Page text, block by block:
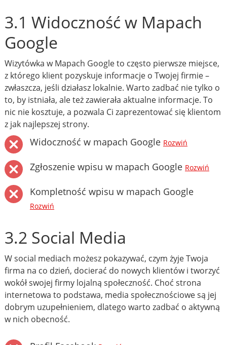
3.1 Widoczność w Mapach
Google
Wizytówka w Mapach Google to często pierwsze miejsce,
z którego klient pozyskuje informacje o Twojej firmie –
zwłaszcza, jeśli działasz lokalnie. Warto zadbać nie tylko o
to, by istniała, ale też zawierała aktualne informacje. To
nic nie kosztuje, a pozwala Ci zaprezentować się klientom
z jak najlepszej strony.
Widoczność w mapach Google Rozwiń
Zgłoszenie wpisu w mapach Google Rozwiń
Kompletność wpisu w mapach Google
Rozwiń
3.2 Social Media
W social mediach możesz pokazywać, czym żyje Twoja
firma na co dzień, docierać do nowych klientów i tworzyć
wokół swojej firmy lojalną społeczność. Choć strona
internetowa to podstawa, media społecznościowe są jej
dobrym uzupełnieniem, dlatego warto zadbać o aktywną
w nich obecność.